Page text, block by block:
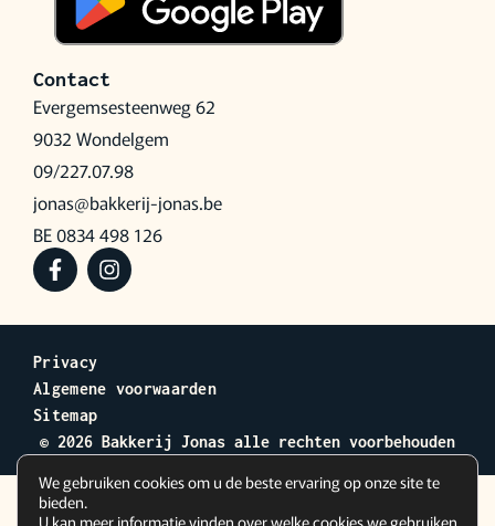
Contact
Evergemsesteenweg 62
9032 Wondelgem
09/227.07.98
jonas@bakkerij-jonas.be
BE 0834 498 126
© 2026 Bakkerij Jonas alle rechten voorbehouden
Privacy
Algemene voorwaarden
Sitemap
We gebruiken cookies om u de beste ervaring op onze site te
bieden.
U kan meer informatie vinden over welke cookies we gebruiken